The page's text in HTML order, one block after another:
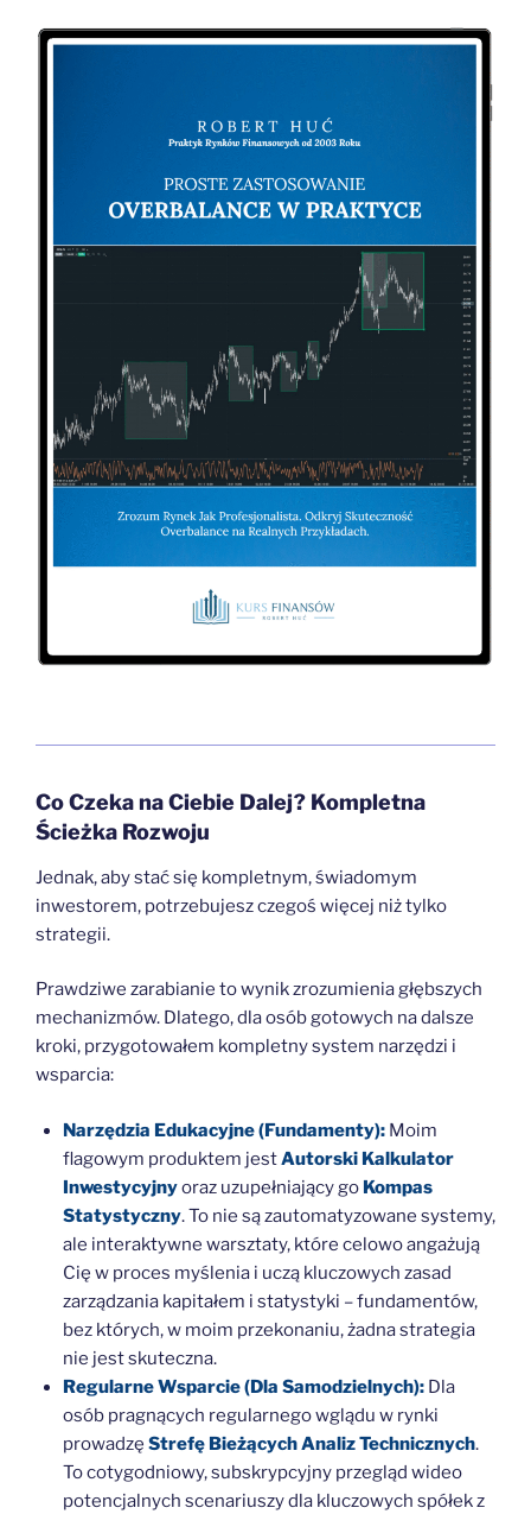
Co Czeka na Ciebie Dalej? Kompletna
Ścieżka Rozwoju
Jednak, aby stać się kompletnym, świadomym
inwestorem, potrzebujesz czegoś więcej niż tylko
strategii.
Prawdziwe zarabianie to wynik zrozumienia głębszych
mechanizmów. Dlatego, dla osób gotowych na dalsze
kroki, przygotowałem kompletny system narzędzi i
wsparcia:
Narzędzia Edukacyjne (Fundamenty): Moim
flagowym produktem jestAutorski Kalkulator
Inwestycyjnyoraz uzupełniający go Kompas
Statystyczny. To nie są zautomatyzowane systemy,
ale interaktywne warsztaty, które celowo angażują
Cię w proces myślenia i uczą kluczowych zasad
zarządzania kapitałem i statystyki – fundamentów,
bez których, w moim przekonaniu, żadna strategia
nie jest skuteczna.
Regularne Wsparcie (Dla Samodzielnych):Dla
osób pragnących regularnego wglądu w rynki
prowadzę Strefę Bieżących Analiz Technicznych.
To cotygodniowy, subskrypcyjny przegląd wideo
potencjalnych scenariuszy dla kluczowych spółek z